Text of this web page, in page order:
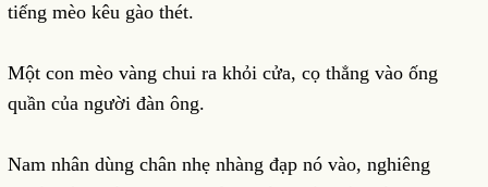
tiếng mèo kêu gào thét.
Một con mèo vàng chui ra khỏi cửa, cọ thẳng vào ống
quần của người đàn ông.
Nam nhân dùng chân nhẹ nhàng đạp nó vào, nghiêng